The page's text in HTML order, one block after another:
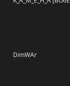
DimWAr